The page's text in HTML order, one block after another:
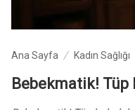
Ana Sayfa Kadın Sağlığı
Bebekmatik!